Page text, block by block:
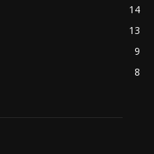
14
13
9
8